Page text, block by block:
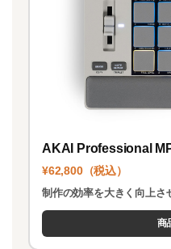
AKAI Professional
¥62,800（税込）
制作の効率を大きく向上さ
商